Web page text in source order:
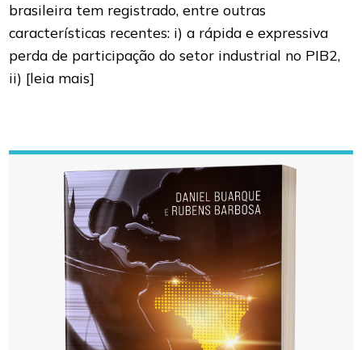
brasileira tem registrado, entre outras
características recentes: i) a rápida e expressiva
perda de participação do setor industrial no PIB2,
ii) [leia mais]